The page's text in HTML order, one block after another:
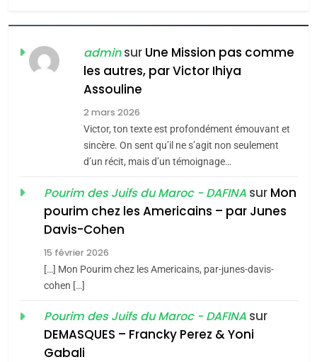
Oeil ravageur – Vanessa
De Loya Stauber
CINEMA ISRAÉL
«Tu dis génocide, je dis
guerre»: La nouvelle
chanson de Boy George
ISRAÉL JUDAISME
Tout sur la Nostalgie
Accords d’Isaac:
l’alliance pourrait
adminsur Une Mission pas comme
les autres, par Victor Ihiya
Assouline
2 mars 2026
Victor, ton texte est profondément émouvant et
sincère. On sent qu’il ne s’agit non seulement
d’un récit, mais d’un témoignage…
Pourim des Juifs du Maroc - DAFINA sur Mon
pourim chez les Americains – par Junes
Davis-Cohen
15 février 2026
[…] Mon Pourim chez les Americains, par-junes-davis-
cohen […]
Pourim des Juifs du Maroc - DAFINA sur
DEMASQUES – Francky Perez & Yoni
Gabali
5
2025, l’année la plus
meurtrière selon le rapport
d’ADL contre
l’antisémitisme
FRANCE ISRAÉL
POURQUOI JE REVENDIQUE
MA JUDAÏTE par Thérèse
CE QUI NOUS MANQUE –
JUDAISME